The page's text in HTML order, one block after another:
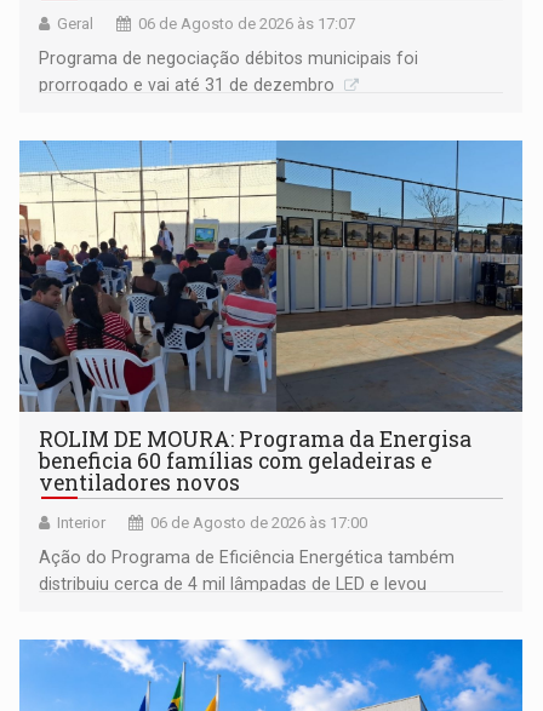
Geral 06 de Agosto de 2026 às 17:07
Programa de negociação débitos municipais foi
prorrogado e vai até 31 de dezembro
ROLIM DE MOURA: Programa da Energisa
beneficia 60 famílias com geladeiras e
ventiladores novos
Interior 06 de Agosto de 2026 às 17:00
Ação do Programa de Eficiência Energética também
distribuiu cerca de 4 mil lâmpadas de LED e levou
comunidade